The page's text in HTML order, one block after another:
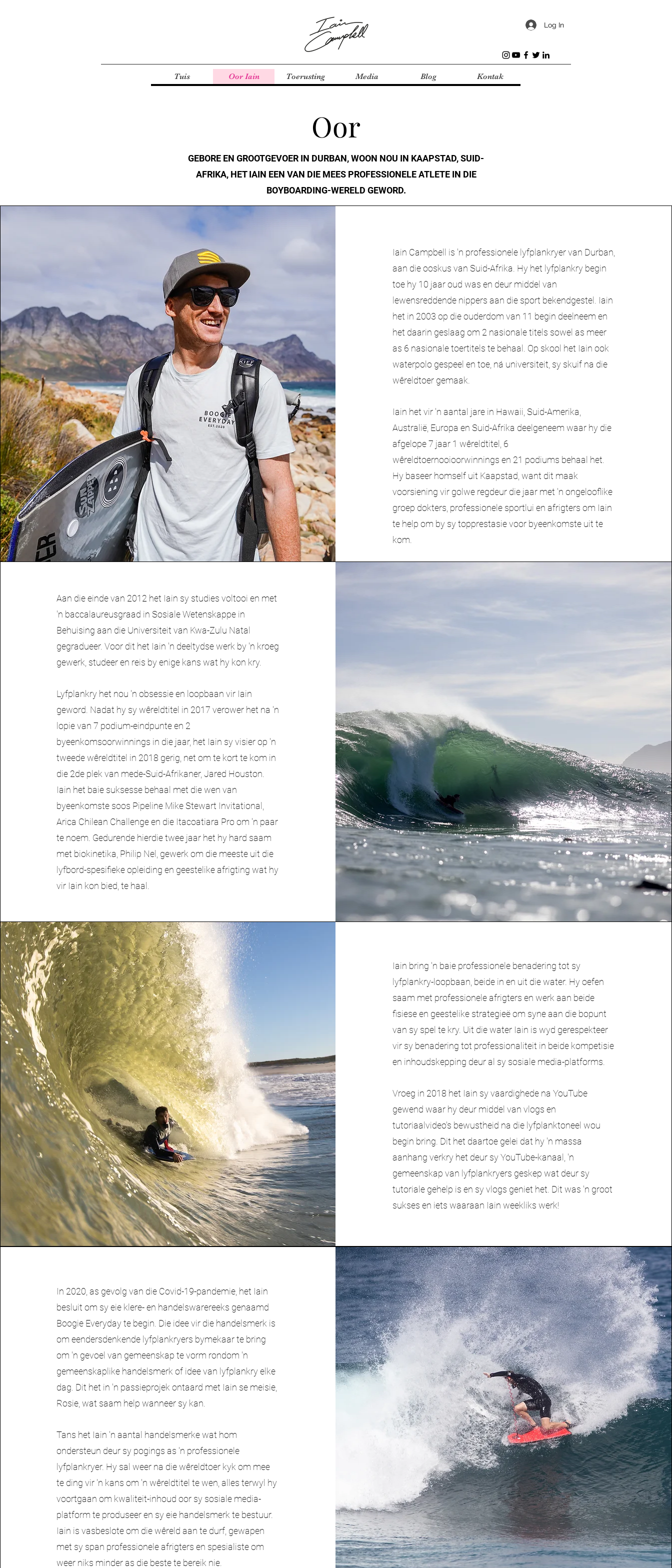
Log In
Tuis Oor Iain Toerusting Media Blog Kontak
Oor
GEBORE EN GROOTGEVOER IN DURBAN, WOON NOU IN KAAPSTAD, SUID-
AFRIKA, HET IAIN EEN VAN DIE MEES PROFESSIONELE ATLETE IN DIE
BOYBOARDING-WERELD GEWORD.
Iain Campbell is 'n professionele lyfplankryer van Durban,
aan die ooskus van Suid-Afrika. Hy het lyfplankry begin
toe hy 10 jaar oud was en deur middel van
lewensreddende nippers aan die sport bekendgestel. Iain
het in 2003 op die ouderdom van 11 begin deelneem en
het daarin geslaag om 2 nasionale titels sowel as meer
as 6 nasionale toertitels te behaal. Op skool het Iain ook
waterpolo gespeel en toe, ná universiteit, sy skuif na die
wêreldtoer gemaak.
Iain het vir 'n aantal jare in Hawaii, Suid-Amerika,
Australië, Europa en Suid-Afrika deelgeneem waar hy die
afgelope 7 jaar 1 wêreldtitel, 6
wêreldtoernooioorwinnings en 21 podiums behaal het.
Hy baseer homself uit Kaapstad, want dit maak
voorsiening vir golwe regdeur die jaar met 'n ongelooflike
groep dokters, professionele sportlui en afrigters om Iain
te help om by sy topprestasie voor byeenkomste uit te
kom.
Aan die einde van 2012 het Iain sy studies voltooi en met
'n baccalaureusgraad in Sosiale Wetenskappe in
Behuising aan die Universiteit van Kwa-Zulu Natal
gegradueer. Voor dit het Iain 'n deeltydse werk by 'n kroeg
gewerk, studeer en reis by enige kans wat hy kon kry.
Lyfplankry het nou 'n obsessie en loopbaan vir Iain
geword. Nadat hy sy wêreldtitel in 2017 verower het na 'n
lopie van 7 podium-eindpunte en 2
byeenkomsoorwinnings in die jaar, het Iain sy visier op 'n
tweede wêreldtitel in 2018 gerig, net om te kort te kom in
die 2de plek van mede-Suid-Afrikaner, Jared Houston.
Iain het baie suksesse behaal met die wen van
byeenkomste soos Pipeline Mike Stewart Invitational,
Arica Chilean Challenge en die Itacoatiara Pro om 'n paar
te noem. Gedurende hierdie twee jaar het hy hard saam
met biokinetika, Philip Nel, gewerk om die meeste uit die
lyfbord-spesifieke opleiding en geestelike afrigting wat hy
vir Iain kon bied, te haal.
Iain bring 'n baie professionele benadering tot sy
lyfplankry-loopbaan, beide in en uit die water. Hy oefen
saam met professionele afrigters en werk aan beide
fisiese en geestelike strategieë om syne aan die bopunt
van sy spel te kry. Uit die water Iain is wyd gerespekteer
vir sy benadering tot professionaliteit in beide kompetisie
en inhoudskepping deur al sy sosiale media-platforms.
Vroeg in 2018 het Iain sy vaardighede na YouTube
gewend waar hy deur middel van vlogs en
tutoriaalvideo's bewustheid na die lyfplanktoneel wou
begin bring. Dit het daartoe gelei dat hy 'n massa
aanhang verkry het deur sy YouTube-kanaal, 'n
gemeenskap van lyfplankryers geskep wat deur sy
tutoriale gehelp is en sy vlogs geniet het. Dit was 'n groot
sukses en iets waaraan Iain weekliks werk!
In 2020, as gevolg van die Covid-19-pandemie, het Iain
besluit om sy eie klere- en handelswarereeks genaamd
Boogie Everyday te begin. Die idee vir die handelsmerk is
om eendersdenkende lyfplankryers bymekaar te bring
om 'n gevoel van gemeenskap te vorm rondom 'n
gemeenskaplike handelsmerk of idee van lyfplankry elke
dag. Dit het in 'n passieprojek ontaard met Iain se meisie,
Rosie, wat saam help wanneer sy kan.
Tans het Iain 'n aantal handelsmerke wat hom
ondersteun deur sy pogings as 'n professionele
lyfplankryer. Hy sal weer na die wêreldtoer kyk om mee
te ding vir 'n kans om 'n wêreldtitel te wen, alles terwyl hy
voortgaan om kwaliteit-inhoud oor sy sosiale media-
platform te produseer en sy eie handelsmerk te bestuur.
Iain is vasbeslote om die wêreld aan te durf, gewapen
met sy span professionele afrigters en spesialiste om
weer niks minder as die beste te bereik nie.